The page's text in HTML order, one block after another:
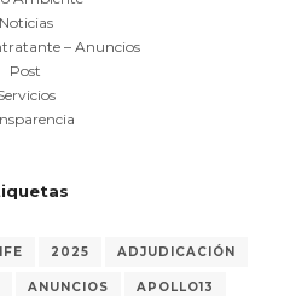
Noticias
– Anuncios
Post
2025 ADJUDICACIÓN
ANUNCIOS APOLLO13